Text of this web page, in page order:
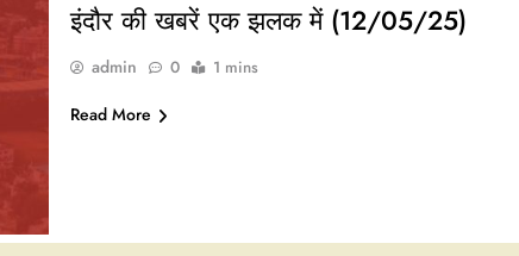
इंदौर की खबरें एक झलक में (12/05/25)
admin 0 1 mins
Read More